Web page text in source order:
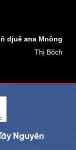
djuê ana Mnông
Thị Bôch
Nguyên